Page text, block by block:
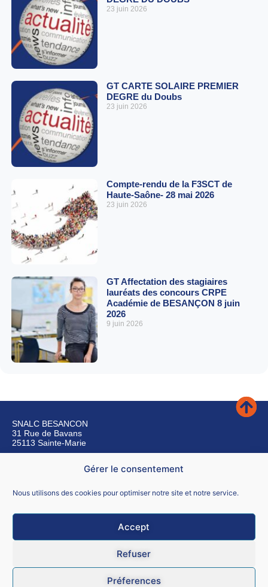
Gérer le consentement
Nous utilisons des cookies pour optimiser notre site et notre service.
Accept
Refuser
Préferences
23 juin 2026
GT CARTE SOLAIRE PREMIER
DEGRE du Doubs
23 juin 2026
Compte-rendu de la F3SCT de
Haute-Saône- 28 mai 2026
23 juin 2026
GT Affectation des stagiaires
lauréats des concours CRPE
Académie de BESANÇON 8 juin
2026
9 juin 2026
SNALC BESANCON
31 Rue de Bavans
25113 Sainte-Marie
CGU